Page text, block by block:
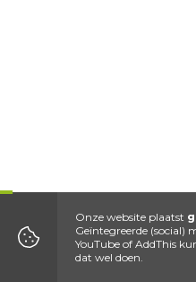
Onze website plaatst
Geïntegreerde (social)
YouTube of AddThis
dat wel doen.